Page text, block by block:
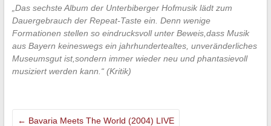
„Das sechste Album der Unterbiberger Hofmusik lädt zum
Dauergebrauch der Repeat-Taste ein. Denn wenige
Formationen stellen so eindrucksvoll unter Beweis,dass Musik
aus Bayern keineswegs ein jahrhundertealtes, unveränderliches
Museumsgut ist,sondern immer wieder neu und phantasievoll
musiziert werden kann.“ (Kritik)
← Bavaria Meets The World (2004) LIVE